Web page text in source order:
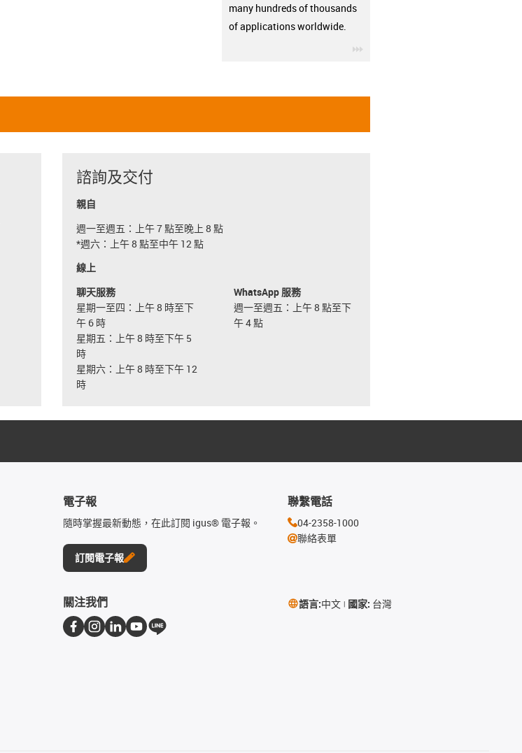
many hundreds of thousands
of applications worldwide.
諮詢及交付
親自
週一至週五：上午 7 點至晚上 8 點
*週六：上午 8 點至中午 12 點
線上
聊天服務
星期一至四：上午 8 時至下
午 6 時
星期五：上午 8 時至下午 5
時
星期六：上午 8 時至下午 12
時
WhatsApp 服務
週一至週五：上午 8 點至下
午 4 點
電子報
隨時掌握最新動態，在此訂閱 igus® 電子報。
訂閱電子報
聯繫電話
04-2358-1000
聯絡表單
關注我們 語言:中文 國家: 台灣